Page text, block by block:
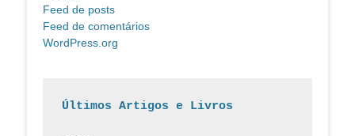
Feed de posts
Feed de comentários
WordPress.org
Últimos Artigos e Livros